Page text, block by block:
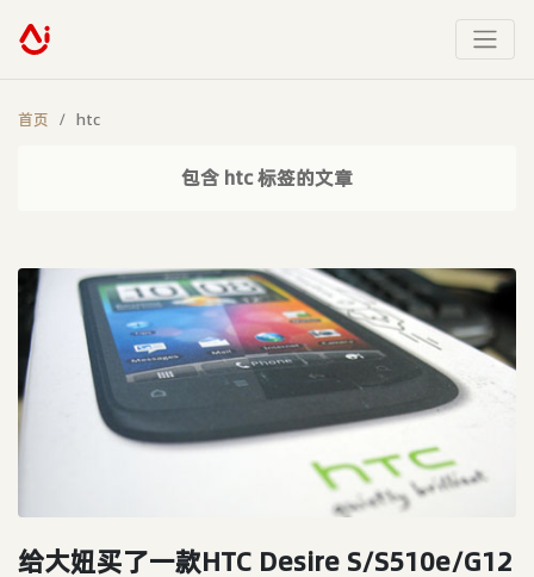
首页 htc
包含 htc 标签的文章
给大妞买了一款HTC Desire S/S510e/G12